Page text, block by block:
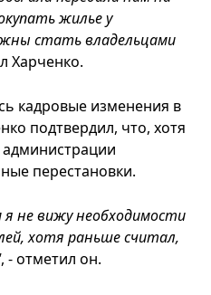
жилье у
стать владельцами
Харченко.
кадровые изменения в
подтвердил, что, хотя
перестановки.
не вижу необходимости
хотя раньше считал,
, - отметил он.